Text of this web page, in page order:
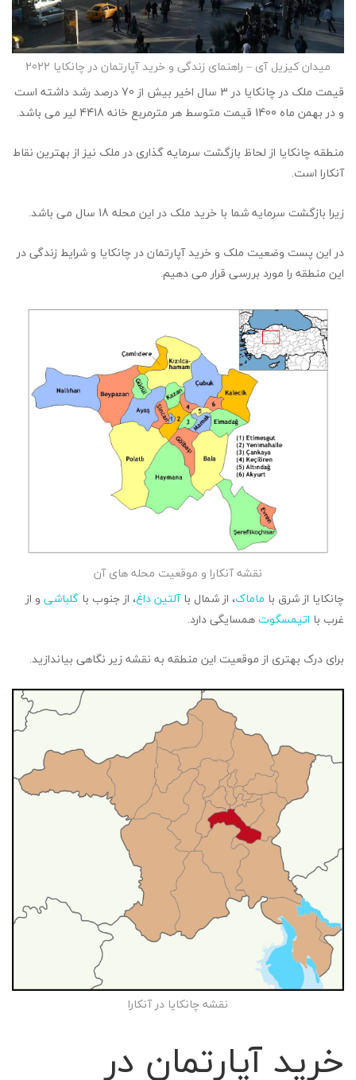
میدان کیزیل آی – راهنمای زندگی و خرید آپارتمان در چانکایا 2022
قیمت ملک در چانکایا در 3 سال اخیر بیش از 70 درصد رشد داشته است
و در بهمن ماه 1400 قیمت متوسط هر مترمربع خانه 4418 لیر می باشد.
منطقه چانکایا از لحاظ بازگشت سرمایه گذاری در ملک نیز از بهترین نقاط
آنکارا است.
زیرا بازگشت سرمایه شما با خرید ملک در این محله 18 سال می باشد.
در این پست وضعیت ملک و خرید آپارتمان در چانکایا و شرایط زندگی در
این منطقه را مورد بررسی قرار می دهیم.
نقشه آنکارا و موقعیت محله های آن
چانکایا از شرق با ماماک، از شمال باآلتین داغ، از جنوب با گلباشی و از
غرب با اتیمسگوتهمسایگی دارد.
برای درک بهتری از موقعیت این منطقه به نقشه زیر نگاهی بیاندازید.
نقشه چانکایا در آنکارا
خرید آپارتمان در